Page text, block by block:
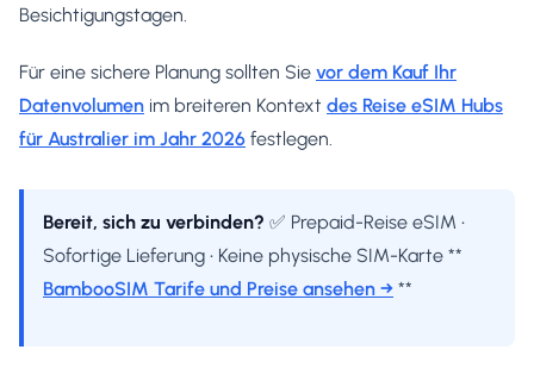
Besichtigungstagen.
Für eine sichere Planung sollten Sie vor dem Kauf Ihr
Datenvolumen im breiteren Kontext des Reise eSIM Hubs
für Australier im Jahr 2026 festlegen.
Bereit, sich zu verbinden? ✅ Prepaid-Reise eSIM •
Sofortige Lieferung • Keine physische SIM-Karte **
BambooSIM Tarife und Preise ansehen → **